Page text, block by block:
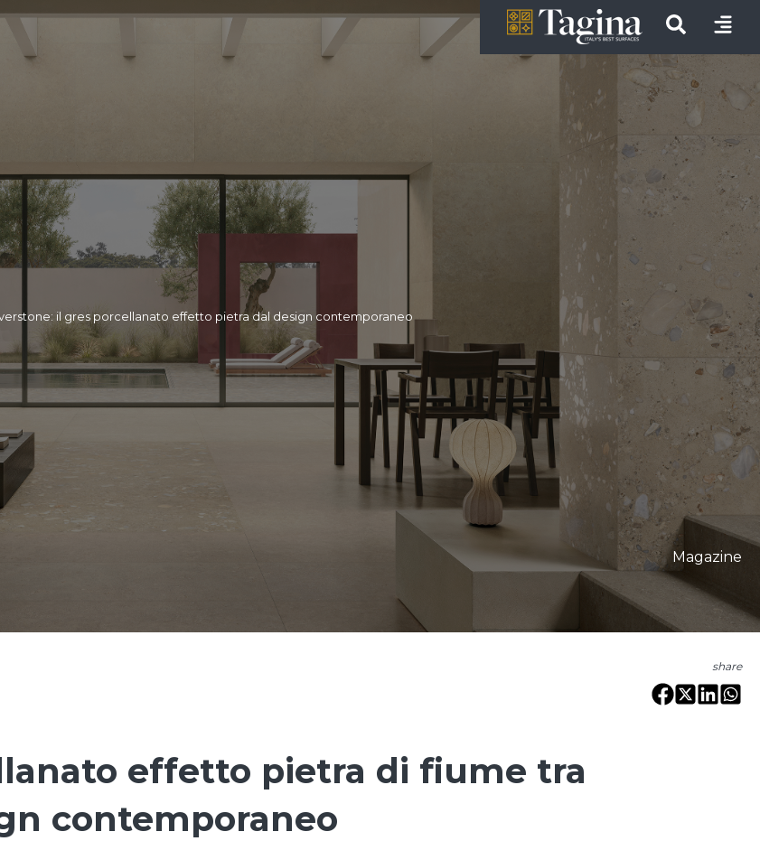
il gres porcellanato effetto pietra dal design contemporaneo
Magazine
share
effetto pietra di fiume tra
contemporaneo